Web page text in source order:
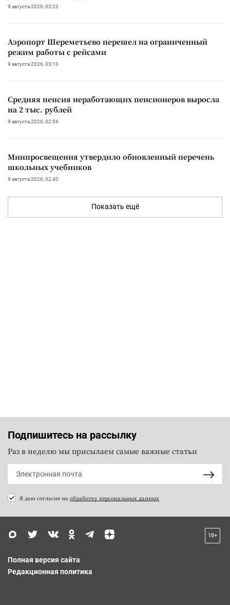
9 августа 2026, 03:23
Аэропорт Шереметьево перешел на ограниченный
режим работы с рейсами
9 августа 2026, 03:10
Средняя пенсия неработающих пенсионеров выросла
на 2 тыс. рублей
9 августа 2026, 02:56
Минпросвещения утвердило обновленный перечень
школьных учебников
9 августа 2026, 02:40
Показать ещё
Подпишитесь на рассылку
Раз в неделю мы присылаем самые важные статьи
Я даю согласие на обработку персональных данных
18+
Полная версия сайта
Редакционная политика